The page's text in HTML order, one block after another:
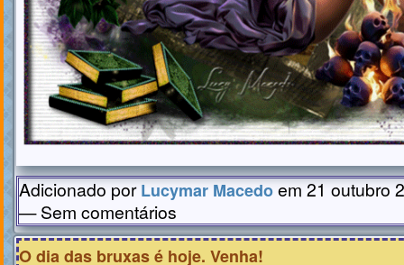
Adicionado porLucymar Macedoem 21 outubro
— Sem comentários
O dia das bruxas é hoje. Venha!